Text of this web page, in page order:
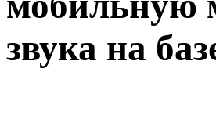
звука на